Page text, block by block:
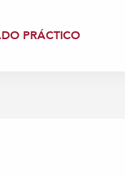
PRÁCTICO